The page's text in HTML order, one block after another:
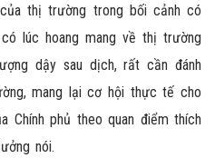
thị trường trong bối cảnh có
lúc hoang mang về thị trường
dậy sau dịch, rất cần đánh
mang lại cơ hội thực tế cho
Chính phủ theo quan điểm thích
nói.